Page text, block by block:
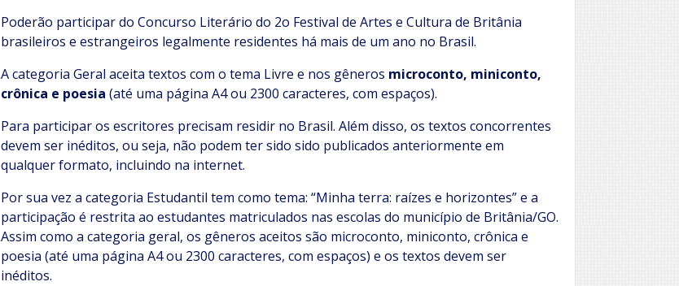
Poderão participar do Concurso Literário do 2o Festival de Artes e Cultura de Britânia
brasileiros e estrangeiros legalmente residentes há mais de um ano no Brasil.
A categoria Geral aceita textos com o tema Livre e nos gêneros microconto, miniconto,
crônica e poesia (até uma página A4 ou 2300 caracteres, com espaços).
Para participar os escritores precisam residir no Brasil. Além disso, os textos concorrentes
devem ser inéditos, ou seja, não podem ter sido sido publicados anteriormente em
qualquer formato, incluindo na internet.
Por sua vez a categoria Estudantil tem como tema: “Minha terra: raízes e horizontes” e a
participação é restrita ao estudantes matriculados nas escolas do município de Britânia/GO.
Assim como a categoria geral, os gêneros aceitos são microconto, miniconto, crônica e
poesia (até uma página A4 ou 2300 caracteres, com espaços) e os textos devem ser
inéditos.